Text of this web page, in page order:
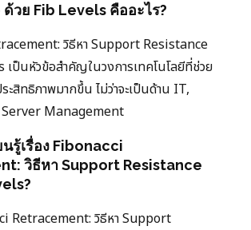
วย Fib Levels คืออะไร?
วิธีหา Support Resistance
เป็นหัวข้อสำคัญในวงการเทคโนโลยีที่ช่วย
ะสิทธิภาพมากขึ้น ไม่ว่าจะเป็นด้าน IT,
Management
รู้เรื่อง Fibonacci
วิธีหา Support Resistance
Retracement: วิธีหา Support